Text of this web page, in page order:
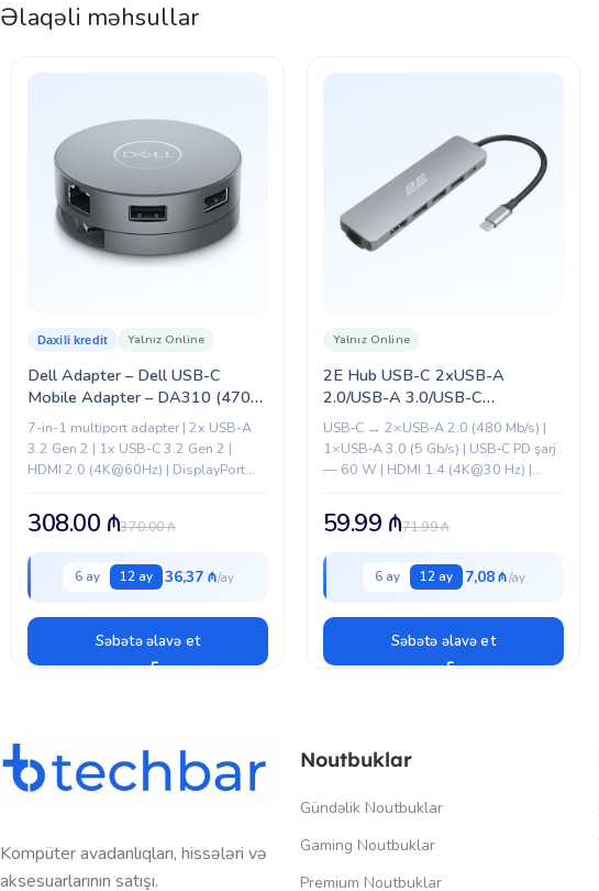
Əlaqəli məhsullar
Dell Adapter – Dell USB-C
Mobile Adapter – DA310 (470-
AEUP)
Daxili kredit Yalnız Online
7-in-1 multiport adapter | 2x USB-A
3.2 Gen 2 | 1x USB-C 3.2 Gen 2 |
HDMI 2.0 (4K@60Hz) | DisplayPort
|...
370.00₼
308.00 ₼
6 ay 12 ay 36,37 ₼
Səbətə əlavə et
2E Hub USB-С 2хUSB-A
2.0/USB-A 3.0/USB-C
PD/HDMI/Ethernet, 0.15m, silver
(2EW-2684)
Yalnız Online
USB‑C → 2×USB‑A 2.0 (480 Mb/s) |
1×USB‑A 3.0 (5 Gb/s) | USB‑C PD şarj
— 60 W | HDMI 1.4 (4K@30 Hz) |
71.99₼
59.99 ₼
6 ay 12 ay 7,08 ₼
Səbətə əlavə et
Kompüter avadanlıqları, hissələri və
aksesuarlarının satışı.
Noutbuklar
Gündəlik Noutbuklar
Gaming Noutbuklar
Premium Noutbuklar